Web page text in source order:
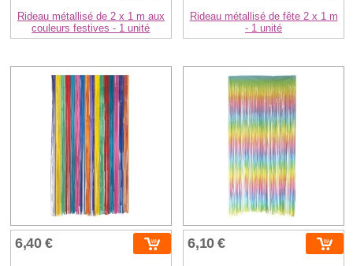
Rideau métallisé de 2 x 1 m aux
couleurs festives - 1 unité
Rideau métallisé de fête 2 x 1 m
- 1 unité
6,40 € 6,10 €